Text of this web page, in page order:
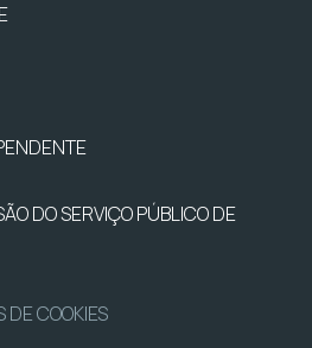
DO SERVIÇO PÚBLICO DE
DE COOKIES